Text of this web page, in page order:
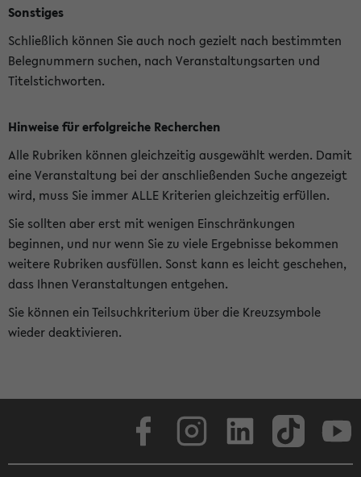
Sonstiges
Schließlich können Sie auch noch gezielt nach bestimmten
Belegnummern suchen, nach Veranstaltungsarten und
Titelstichworten.
Hinweise für erfolgreiche Recherchen
Alle Rubriken können gleichzeitig ausgewählt werden. Damit
eine Veranstaltung bei der anschließenden Suche angezeigt
wird, muss Sie immer ALLE Kriterien gleichzeitig erfüllen.
Sie sollten aber erst mit wenigen Einschränkungen
beginnen, und nur wenn Sie zu viele Ergebnisse bekommen
weitere Rubriken ausfüllen. Sonst kann es leicht geschehen,
dass Ihnen Veranstaltungen entgehen.
Sie können ein Teilsuchkriterium über die Kreuzsymbole
wieder deaktivieren.